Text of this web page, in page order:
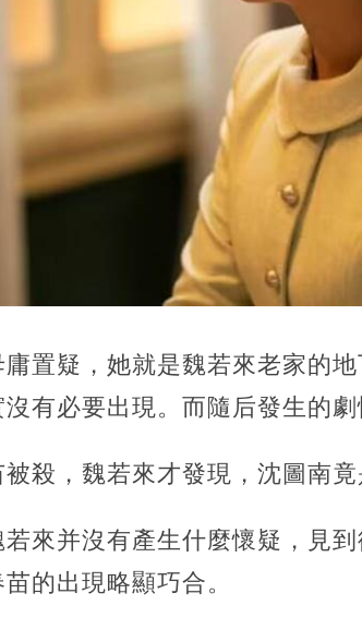
置疑，她就是魏若來老家的
有必要出現。而隨后發生的劇
被殺，魏若來才發現，沈圖南竟
來并沒有產生什麼懷疑，見
的出現略顯巧合。